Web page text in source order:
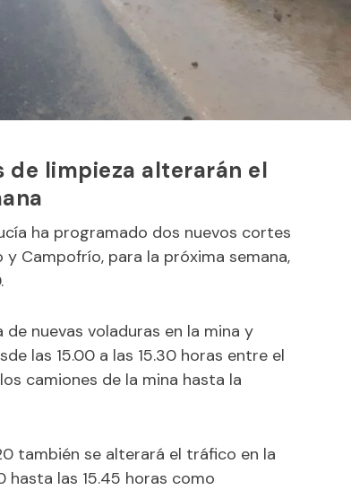
de limpieza alterarán el
ha programado dos nuevos cortes
Campofrío, para la próxima semana,
nuevas voladuras en la mina y
las 15.00 a las 15.30 horas entre el
camiones de la mina hasta la
también se alterará el tráfico en la
hasta las 15.45 horas como